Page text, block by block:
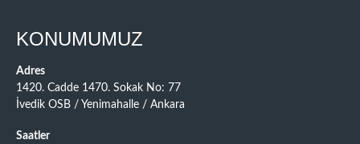
KONUMUMUZ
Adres
1420. Cadde 1470. Sokak No: 77
İvedik OSB / Yenimahalle / Ankara
Saatler